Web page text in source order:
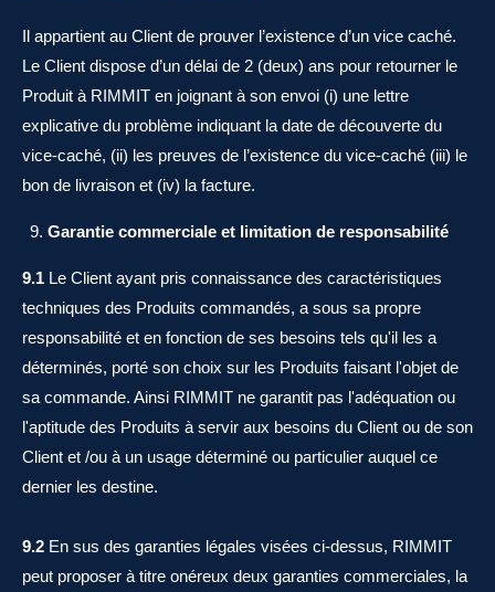
Il appartient au Client de prouver l’existence d’un vice caché.
Le Client dispose d’un délai de 2 (deux) ans pour retourner le
Produit à RIMMIT en joignant à son envoi (i) une lettre
explicative du problème indiquant la date de découverte du
vice-caché, (ii) les preuves de l’existence du vice-caché (iii) le
bon de livraison et (iv) la facture.
Garantie commerciale et limitation de responsabilité
9.1 Le Client ayant pris connaissance des caractéristiques
techniques des Produits commandés, a sous sa propre
responsabilité et en fonction de ses besoins tels qu'il les a
déterminés, porté son choix sur les Produits faisant l'objet de
sa commande. Ainsi RIMMIT ne garantit pas l'adéquation ou
l'aptitude des Produits à servir aux besoins du Client ou de son
Client et /ou à un usage déterminé ou particulier auquel ce
dernier les destine.
9.2 En sus des garanties légales visées ci-dessus, RIMMIT
peut proposer à titre onéreux deux garanties commerciales, la